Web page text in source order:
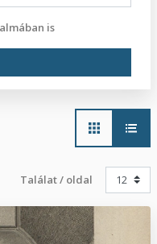
is
Main
navigation
Találat / oldal